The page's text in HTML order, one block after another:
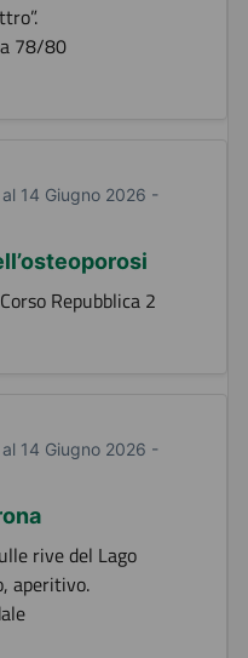
78/80
14 Giugno 2026 -
Repubblica 2
14 Giugno 2026 -
rive del Lago
aperitivo.